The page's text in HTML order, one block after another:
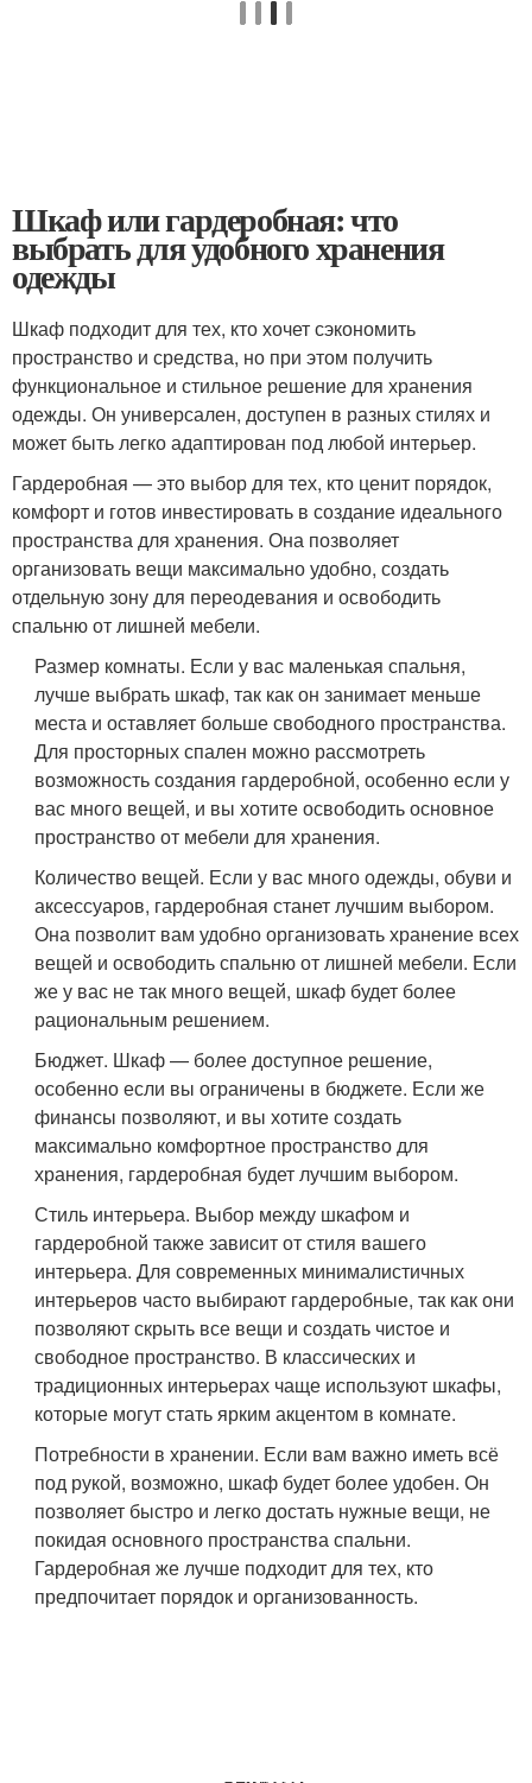
Шкаф или гардеробная: что
выбрать для удобного хранения
одежды
Шкаф подходит для тех, кто хочет сэкономить
пространство и средства, но при этом получить
функциональное и стильное решение для хранения
одежды. Он универсален, доступен в разных стилях и
может быть легко адаптирован под любой интерьер.
Гардеробная — это выбор для тех, кто ценит порядок,
комфорт и готов инвестировать в создание идеального
пространства для хранения. Она позволяет
организовать вещи максимально удобно, создать
отдельную зону для переодевания и освободить
спальню от лишней мебели.
Размер комнаты. Если у вас маленькая спальня,
лучше выбрать шкаф, так как он занимает меньше
места и оставляет больше свободного пространства.
Для просторных спален можно рассмотреть
возможность создания гардеробной, особенно если у
вас много вещей, и вы хотите освободить основное
пространство от мебели для хранения.
Количество вещей. Если у вас много одежды, обуви и
аксессуаров, гардеробная станет лучшим выбором.
Она позволит вам удобно организовать хранение всех
вещей и освободить спальню от лишней мебели. Если
же у вас не так много вещей, шкаф будет более
рациональным решением.
Бюджет. Шкаф — более доступное решение,
особенно если вы ограничены в бюджете. Если же
финансы позволяют, и вы хотите создать
максимально комфортное пространство для
хранения, гардеробная будет лучшим выбором.
Стиль интерьера. Выбор между шкафом и
гардеробной также зависит от стиля вашего
интерьера. Для современных минималистичных
интерьеров часто выбирают гардеробные, так как они
позволяют скрыть все вещи и создать чистое и
свободное пространство. В классических и
традиционных интерьерах чаще используют шкафы,
которые могут стать ярким акцентом в комнате.
Потребности в хранении. Если вам важно иметь всё
под рукой, возможно, шкаф будет более удобен. Он
позволяет быстро и легко достать нужные вещи, не
покидая основного пространства спальни.
Гардеробная же лучше подходит для тех, кто
предпочитает порядок и организованность.